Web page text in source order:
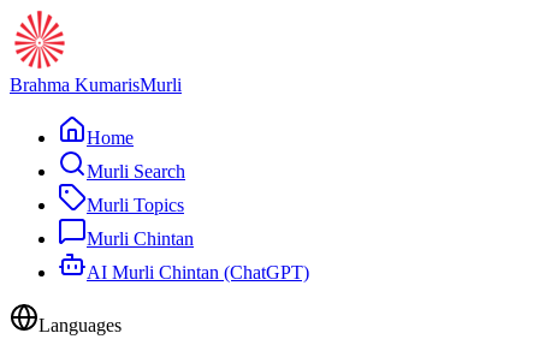
Brahma KumarisMurli
Home
Murli Search
Murli Topics
Murli Chintan
AI Murli Chintan (ChatGPT)
Languages